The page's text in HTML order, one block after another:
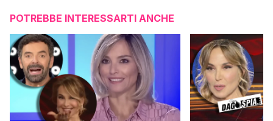
POTREBBE INTERESSARTI ANCHE